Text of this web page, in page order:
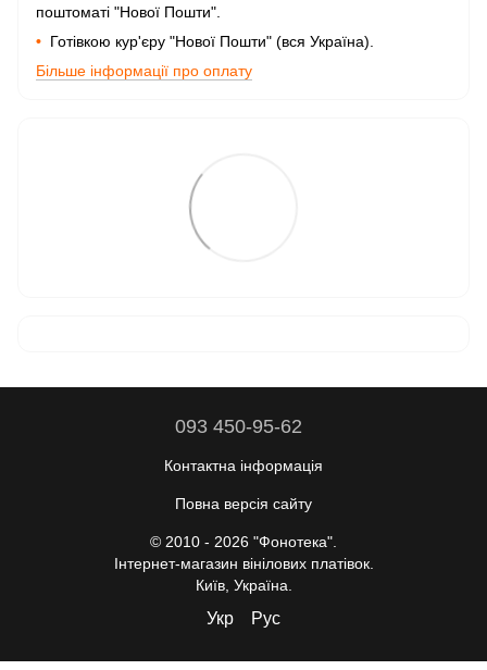
поштоматі "Нової Пошти".
• Готівкою кур'єру "Нової Пошти" (вся Україна).
Більше інформації про оплату
093 450-95-62
Контактна інформація
Повна версія сайту
© 2010 - 2026 "Фонотека".
Інтернет-магазин вінілових платівок.
Київ, Україна.
Укр Рус